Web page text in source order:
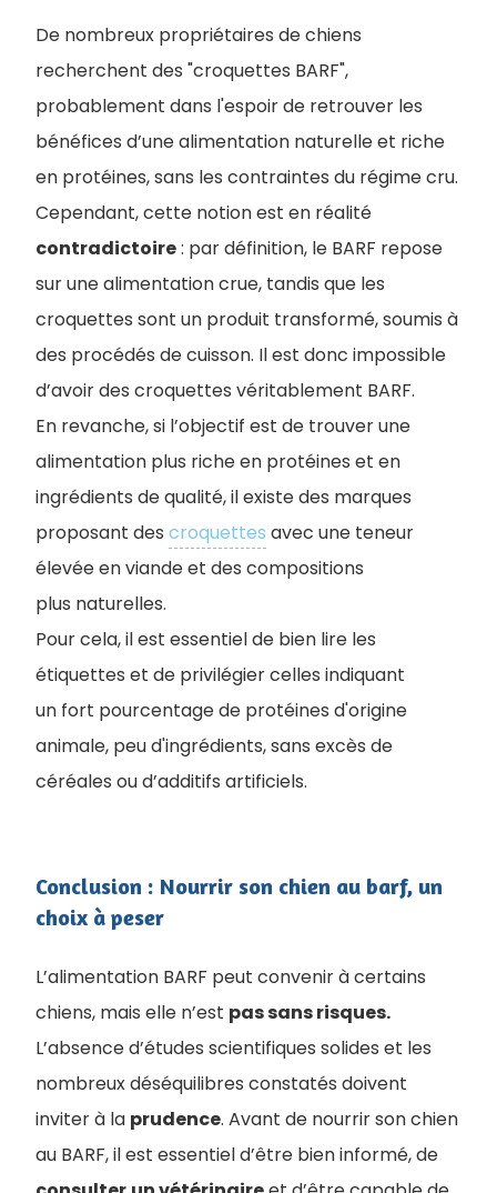
De nombreux propriétaires de chiens
recherchent des "croquettes BARF",
probablement dans l'espoir de retrouver les
bénéfices d’une alimentation naturelle et riche
en protéines, sans les contraintes du régime cru.
Cependant, cette notion est en réalité
contradictoire: par définition, le BARF repose
sur une alimentation crue, tandis que les
croquettes sont un produit transformé, soumis à
des procédés de cuisson. Il est donc impossible
d’avoir des croquettes véritablement BARF.
En revanche, si l’objectif est de trouver une
alimentation plus riche en protéines et en
ingrédients de qualité, il existe des marques
proposant des croquettes avec une teneur
élevée en viande et des compositions
plus naturelles.
Pour cela, il est essentiel de bien lire les
étiquettes et de privilégier celles indiquant
un fort pourcentage de protéines d'origine
animale, peu d'ingrédients, sans excès de
céréales ou d’additifs artificiels.
Conclusion : Nourrir son chien au barf, un
choix à peser
L’alimentation BARF peut convenir à certains
chiens, mais elle n’est pas sans risques.
L’absence d’études scientifiques solides et les
nombreux déséquilibres constatés doivent
inviter à la prudence. Avant de nourrir son chien
au BARF, il est essentiel d’être bien informé, de